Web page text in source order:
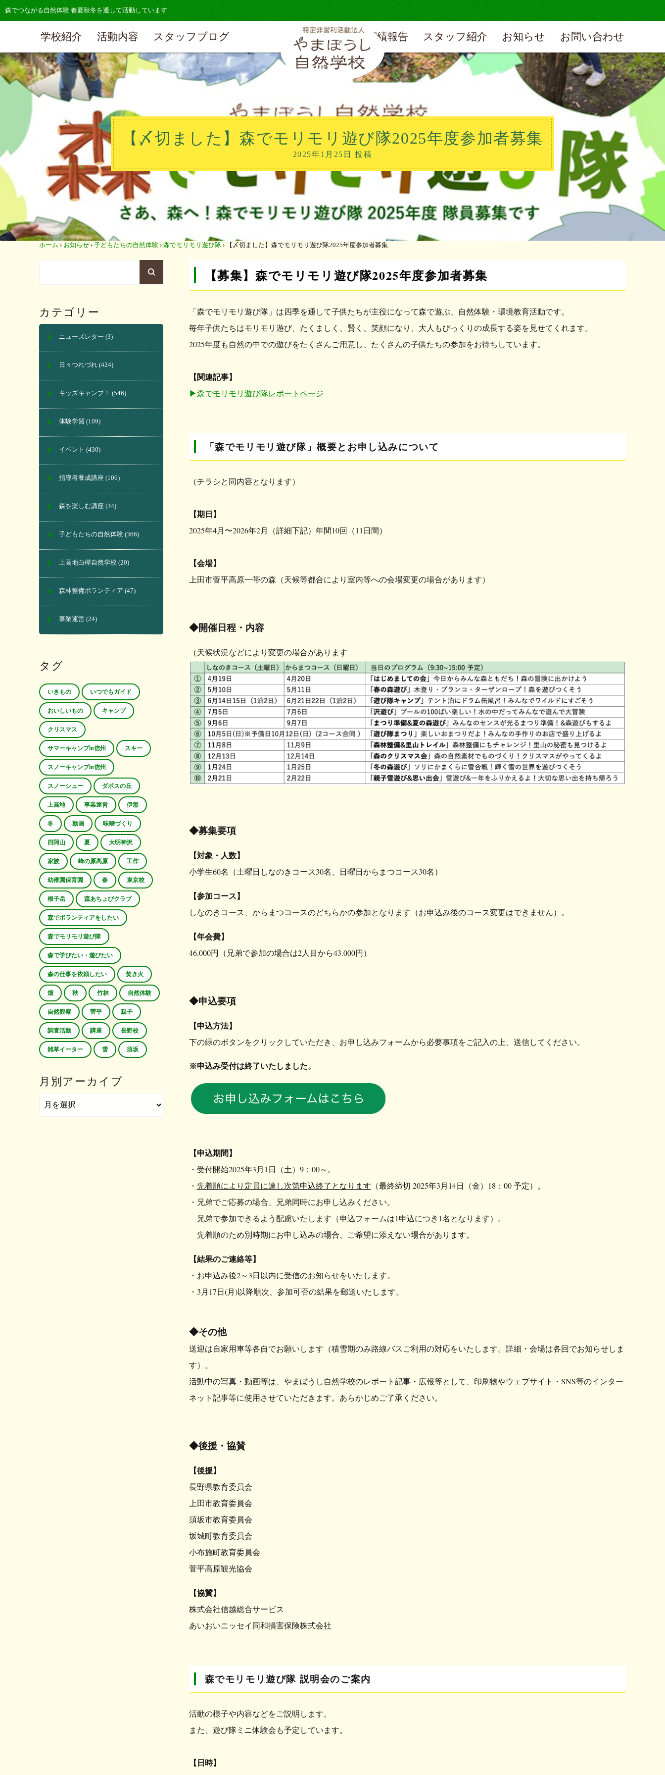
森でつながる自然体験 春夏秋冬を通して活動しています
学校紹介 活動内容 スタッフブログ 実績報告 スタッフ紹介 お知らせ お問い合わせ
【〆切ました】森でモリモリ遊び隊2025年度参加者募集
2025年1月25日 投稿
ホーム › お知らせ › 子どもたちの自然体験 › 森でモリモリ遊び隊 › 【〆切ました】森でモリモリ遊び隊2025年度参加者募集
【募集】森でモリモリ遊び隊2025年度参加者募集
「森でモリモリ遊び隊」は四季を通して子供たちが主役になって森で遊ぶ、自然体験・環境教育活動です。
毎年子供たちはモリモリ遊び、たくましく、賢く、笑顔になり、大人もびっくりの成長する姿を見せてくれます。
2025年度も自然の中での遊びをたくさんご用意し、たくさんの子供たちの参加をお待ちしています。
【関連記事】
▶︎森でモリモリ遊び隊レポートページ
「森でモリモリ遊び隊」概要とお申し込みについて
（チラシと同内容となります）
【期日】
2025年4月〜2026年2月（詳細下記）年間10回（11日間）
【会場】
上田市菅平高原一帯の森（天候等都合により室内等への会場変更の場合があります）
◆開催日程・内容
（天候状況などにより変更の場合があります
◆募集要項
【対象・人数】
小学生60名（土曜日しなのきコース30名、日曜日からまつコース30名）
【参加コース】
しなのきコース、からまつコースのどちらかの参加となります（お申込み後のコース変更はできません）。
【年会費】
46.000円（兄弟で参加の場合は2人目から43.000円）
◆申込要項
【申込方法】
下の緑のボタンをクリックしていただき、 お申し込みフォームから必要事項をご記入の上、送信してください。
※申込み受付は終了いたしました。
【申込期間】
・受付開始2025年3月1日（土）9：00～。
・ 先着順により定員に達し次第申込終了となります （最終締切 2025年3月14日（金）18：00 予定）。
・兄弟でご応募の場合、兄弟同時にお申し込みください。
兄弟で参加できるよう配慮いたします（申込フォームは1申込につき1名となります）。
先着順のため別時期にお申し込みの場合、ご希望に添えない場合があります。
【結果のご連絡等】
・お申込み後2～3日以内に受信のお知らせをいたします。
・3月17日(月)以降順次、参加可否の結果を郵送いたします。
◆その他
送迎は自家用車等各自でお願いします（積雪期のみ路線バスご利用の対応をいたします。詳細・会場は各回でお知らせしま
す）。
活動中の写真・動画等は、やまぼうし自然学校のレポート記事・広報等として、印刷物やウェブサイト・SNS等のインター
ネット記事等に使用させていただきます。あらかじめご了承ください。
◆後援・協賛
【後援】
長野県教育委員会
上田市教育委員会
須坂市教育委員会
坂城町教育委員会
小布施町教育委員会
菅平高原観光協会
【協賛】
株式会社信越総合サービス
あいおいニッセイ同和損害保険株式会社
森でモリモリ遊び隊 説明会のご案内
活動の様子や内容などをご説明します。
また、遊び隊ミニ体験会も予定しています。
【日時】
カテゴリー
ニューズレター (3)
日々つれづれ (424)
キッズキャンプ！ (546)
体験学習 (109)
イベント (430)
指導者養成講座 (106)
森を楽しむ講座 (34)
子どもたちの自然体験 (366)
上高地白樺自然学校 (20)
森林整備ボランティア (47)
事業運営 (24)
タグ
いきもの いつでもガイド
おいしいもの キャンプ
クリスマス
サマーキャンプin信州 スキー
スノーキャンプin信州
スノーシュー ダボスの丘
上高地 事業運営 伊那
冬 動画 味噌づくり
四阿山 夏 大明神沢
家族 峰の原高原 工作
幼稚園保育園 春 東京校
根子岳 森あちょびクラブ
森でボランティアをしたい
森でモリモリ遊び隊
森で学びたい・遊びたい
森の仕事を依頼したい 焚き火
畑 秋 竹林 自然体験
自然観察 菅平 親子
調査活動 講座 長野校
雑草イーター 雪 須坂
月別アーカイブ